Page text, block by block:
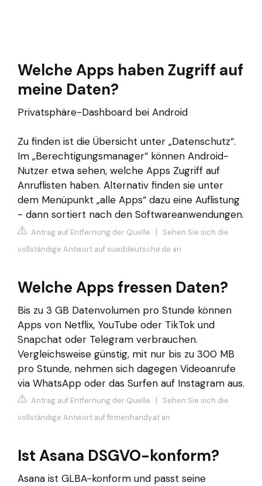
Welche Apps haben Zugriff auf
meine Daten?
Privatsphäre-Dashboard bei Android
Zu finden ist die Übersicht unter „Datenschutz“.
Im „Berechtigungsmanager“ können Android-
Nutzer etwa sehen, welche Apps Zugriff auf
Anruflisten haben. Alternativ finden sie unter
dem Menüpunkt „alle Apps“ dazu eine Auflistung
- dann sortiert nach den Softwareanwendungen.
Antrag auf Entfernung der Quelle | Sehen Sie sich die
vollständige Antwort auf sueddeutsche.de an
Welche Apps fressen Daten?
Bis zu 3 GB Datenvolumen pro Stunde können
Apps von Netflix, YouTube oder TikTok und
Snapchat oder Telegram verbrauchen.
Vergleichsweise günstig, mit nur bis zu 300 MB
pro Stunde, nehmen sich dagegen Videoanrufe
via WhatsApp oder das Surfen auf Instagram aus.
Antrag auf Entfernung der Quelle | Sehen Sie sich die
vollständige Antwort auf firmenhandy.at an
Ist Asana DSGVO-konform?
Asana ist GLBA-konform und passt seine